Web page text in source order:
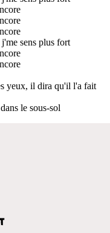
sens plus fort
yeux, il dira qu'il l'a fait
le sous-sol